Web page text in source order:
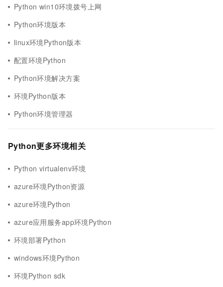
Python win10环境拨号上网
Python环境版本
linux环境Python版本
配置环境Python
Python环境解决方案
环境Python版本
Python环境管理器
Python更多环境相关
Python virtualenv环境
azure环境Python资源
azure环境Python
azure应用服务app环境Python
环境部署Python
windows环境Python
环境Python sdk